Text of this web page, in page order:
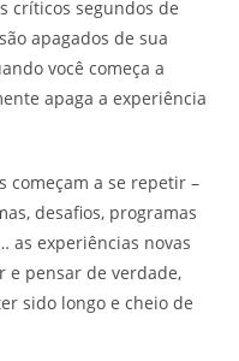
críticos segundos de
apagados de sua
você começa a
apaga a experiência
começam a se repetir –
desafios, programas
as experiências novas
e pensar de verdade,
sido longo e cheio de